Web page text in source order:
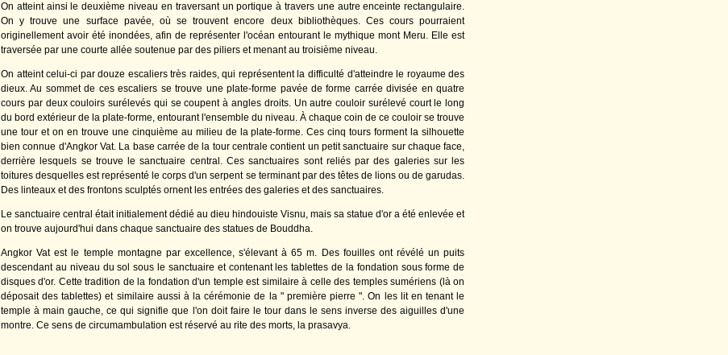
On atteint ainsi le deuxième niveau en traversant un portique à travers une autre enceinte rectangulaire.
On y trouve une surface pavée, où se trouvent encore deux bibliothèques. Ces cours pourraient
originellement avoir été inondées, afin de représenter l'océan entourant le mythique mont Meru. Elle est
traversée par une courte allée soutenue par des piliers et menant au troisième niveau.
On atteint celui-ci par douze escaliers très raides, qui représentent la difficulté d'atteindre le royaume des
dieux. Au sommet de ces escaliers se trouve une plate-forme pavée de forme carrée divisée en quatre
cours par deux couloirs surélevés qui se coupent à angles droits. Un autre couloir surélevé court le long
du bord extérieur de la plate-forme, entourant l'ensemble du niveau. À chaque coin de ce couloir se trouve
une tour et on en trouve une cinquième au milieu de la plate-forme. Ces cinq tours forment la silhouette
bien connue d'Angkor Vat. La base carrée de la tour centrale contient un petit sanctuaire sur chaque face,
derrière lesquels se trouve le sanctuaire central. Ces sanctuaires sont reliés par des galeries sur les
toitures desquelles est représenté le corps d'un serpent se terminant par des têtes de lions ou de garudas.
Des linteaux et des frontons sculptés ornent les entrées des galeries et des sanctuaires.
Le sanctuaire central était initialement dédié au dieu hindouiste Visnu, mais sa statue d'or a été enlevée et
on trouve aujourd'hui dans chaque sanctuaire des statues de Bouddha.
Angkor Vat est le temple montagne par excellence, s'élevant à 65 m. Des fouilles ont révélé un puits
descendant au niveau du sol sous le sanctuaire et contenant les tablettes de la fondation sous forme de
disques d'or. Cette tradition de la fondation d'un temple est similaire à celle des temples sumériens (là on
déposait des tablettes) et similaire aussi à la cérémonie de la " première pierre ". On les lit en tenant le
temple à main gauche, ce qui signifie que l'on doit faire le tour dans le sens inverse des aiguilles d'une
montre. Ce sens de circumambulation est réservé au rite des morts, la prasavya.